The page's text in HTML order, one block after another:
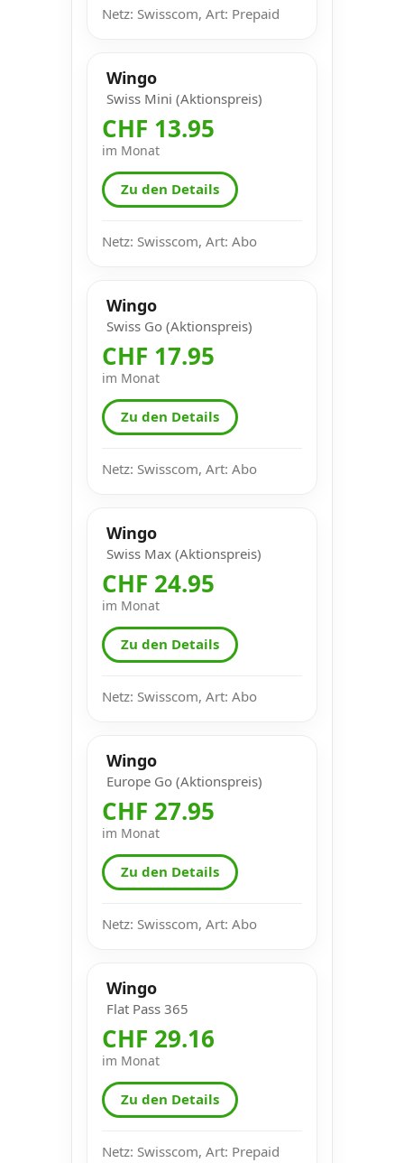
Netz: Swisscom, Art: Prepaid
Wingo
Swiss Mini (Aktionspreis)
CHF 13.95
im Monat
Zu den Details
Netz: Swisscom, Art: Abo
Wingo
Swiss Go (Aktionspreis)
CHF 17.95
im Monat
Zu den Details
Netz: Swisscom, Art: Abo
Wingo
Swiss Max (Aktionspreis)
CHF 24.95
im Monat
Zu den Details
Netz: Swisscom, Art: Abo
Wingo
Europe Go (Aktionspreis)
CHF 27.95
im Monat
Zu den Details
Netz: Swisscom, Art: Abo
Wingo
Flat Pass 365
CHF 29.16
im Monat
Zu den Details
Netz: Swisscom, Art: Prepaid